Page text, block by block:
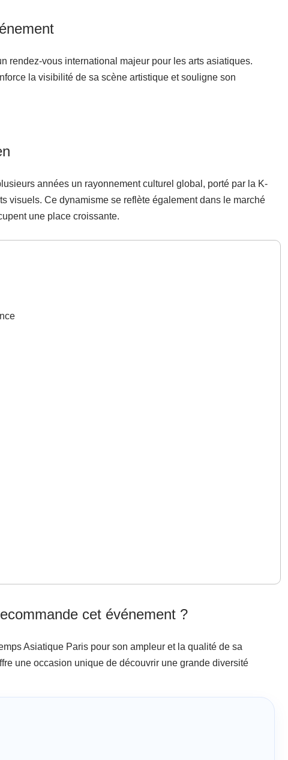
rendez-vous international majeur pour les arts asiatiques.
la visibilité de sa scène artistique et souligne son
années un rayonnement culturel global, porté par la K-
visuels. Ce dynamisme se reflète également dans le marché
une place croissante.
cet événement ?
Asiatique Paris pour son ampleur et la qualité de sa
une occasion unique de découvrir une grande diversité